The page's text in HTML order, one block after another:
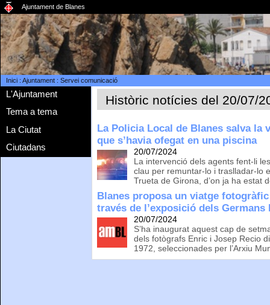
Ajuntament de Blanes
Inici: Ajuntament: Servei comunicació
L'Ajuntament
Tema a tema
La Ciutat
Ciutadans
Històric notícies del 20/07/
La Policia Local de Blanes salva la
que s’havia ofegat en una piscina
20/07/2024
La intervenció dels agents fent-li
clau per remuntar-lo i traslladar-lo
Trueta de Girona, d’on ja ha estat
Blanes proposa un viatge
través de l’exposició dels Germans
20/07/2024
S’ha inaugurat aquest cap de
dels fotògrafs Enric i Josep Recio
1972, seleccionades per l’Arxiu